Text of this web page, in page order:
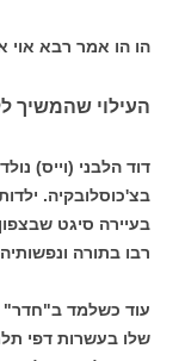
הו הו אמר רבא אוי
העילוי שהמשיך
בצ'כוסלובקיה.
בעיירה סיגט
רבו בתורה
עוד כשלמד ב"חדר"
שלו בעשרות דפי